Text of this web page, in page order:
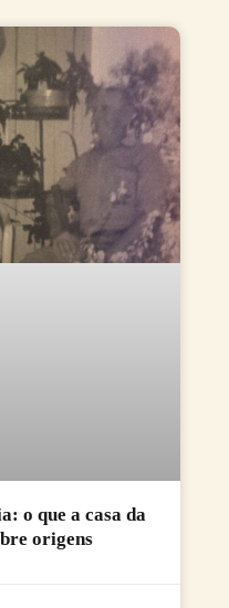
o que a casa da
origens